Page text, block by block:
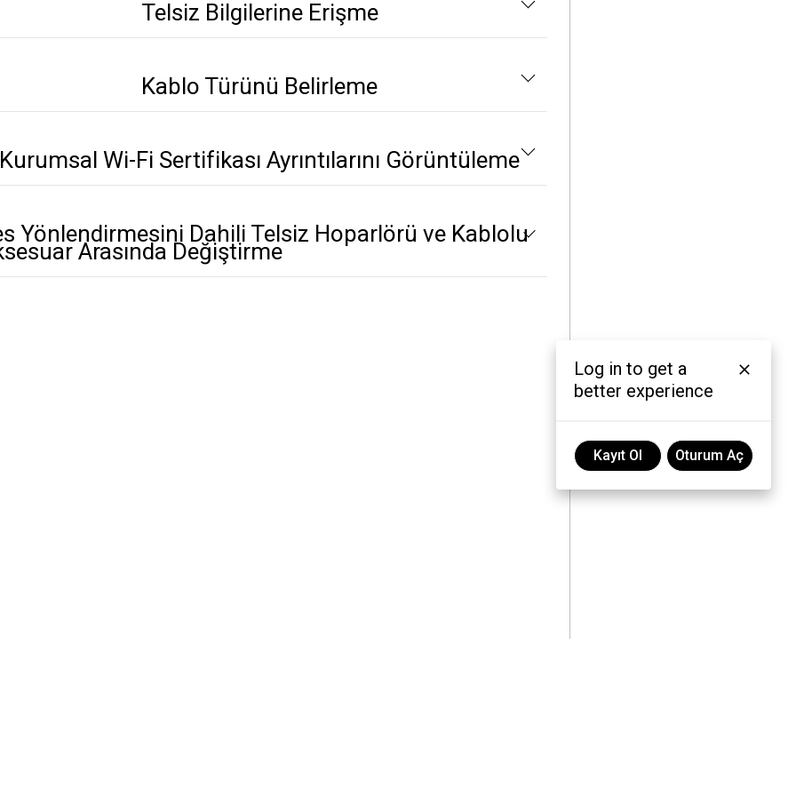
Telsiz Bilgilerine Erişme
Kablo Türünü Belirleme
Kurumsal Wi-Fi Sertifikası Ayrıntılarını Görüntüleme
Yönlendirmesini Dahili Telsiz Hoparlörü ve Kablolu
Arasında Değiştirme
Log in to get a
better experience
Kayıt Ol Oturum Aç